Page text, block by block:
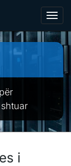
i